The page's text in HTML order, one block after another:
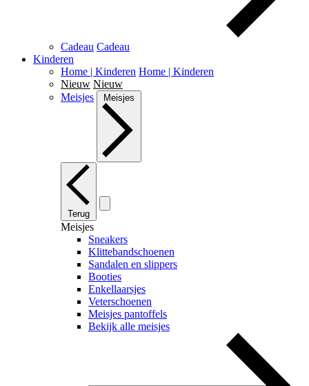
Cadeau Cadeau
Kinderen
Home | Kinderen Home | Kinderen
Nieuw Nieuw
Meisjes
Meisjes
Terug
Meisjes
Sneakers
Klittebandschoenen
Sandalen en slippers
Booties
Enkellaarsjes
Veterschoenen
Meisjes pantoffels
Bekijk alle meisjes